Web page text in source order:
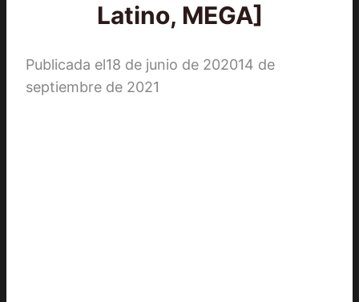
Latino, MEGA]
Publicada el18 de junio de 202014 de
septiembre de 2021